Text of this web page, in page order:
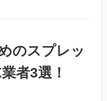
のスプレッ
者3選！